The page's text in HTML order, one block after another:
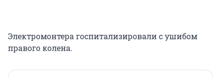
Электромонтера госпитализировали с ушибом
правого колена.